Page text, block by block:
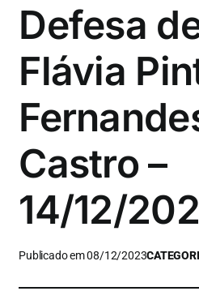
Defesa
Flávia
Castro –
14/12/
Publicado em 08/12/2023